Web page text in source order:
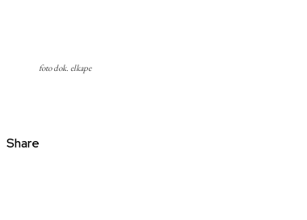
foto dok. elkape
Share